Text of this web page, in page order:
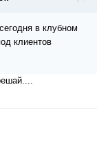
в клубном
клиентов